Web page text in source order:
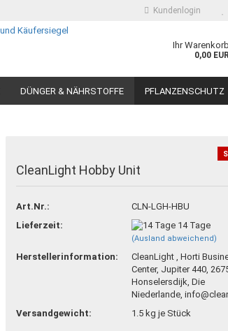
Kundenlogin
Konto erstellen
Passwort vergessen?
Ihr Warenkorb
0,00
DÜNGER & NÄHRSTOFFE PFLANZENSCHUTZ
CleanLight Hobby Unit
Art.Nr.:
CLN-LGH-HBU
Lieferzeit:
14 Tage
(Ausland abweichend)
Herstellerinformation:
CleanLight , Horti
Center, Jupiter 440,
Honselersdijk, Die
Niederlande,
Versandgewicht:
1.5 kg je Stück